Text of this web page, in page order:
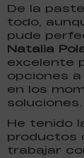
De la
todo,
pude
Natalia
excelente
opciones
en los
soluciones.
He tenido
productos
trabajar